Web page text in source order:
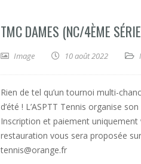
TMC DAMES (NC/4ÈME
Image 10 août 2022
Rien de tel qu’un tournoi multi-
d’été ! L’ASPTT Tennis organise
Inscription et paiement
restauration vous sera proposée
tennis@orange.fr